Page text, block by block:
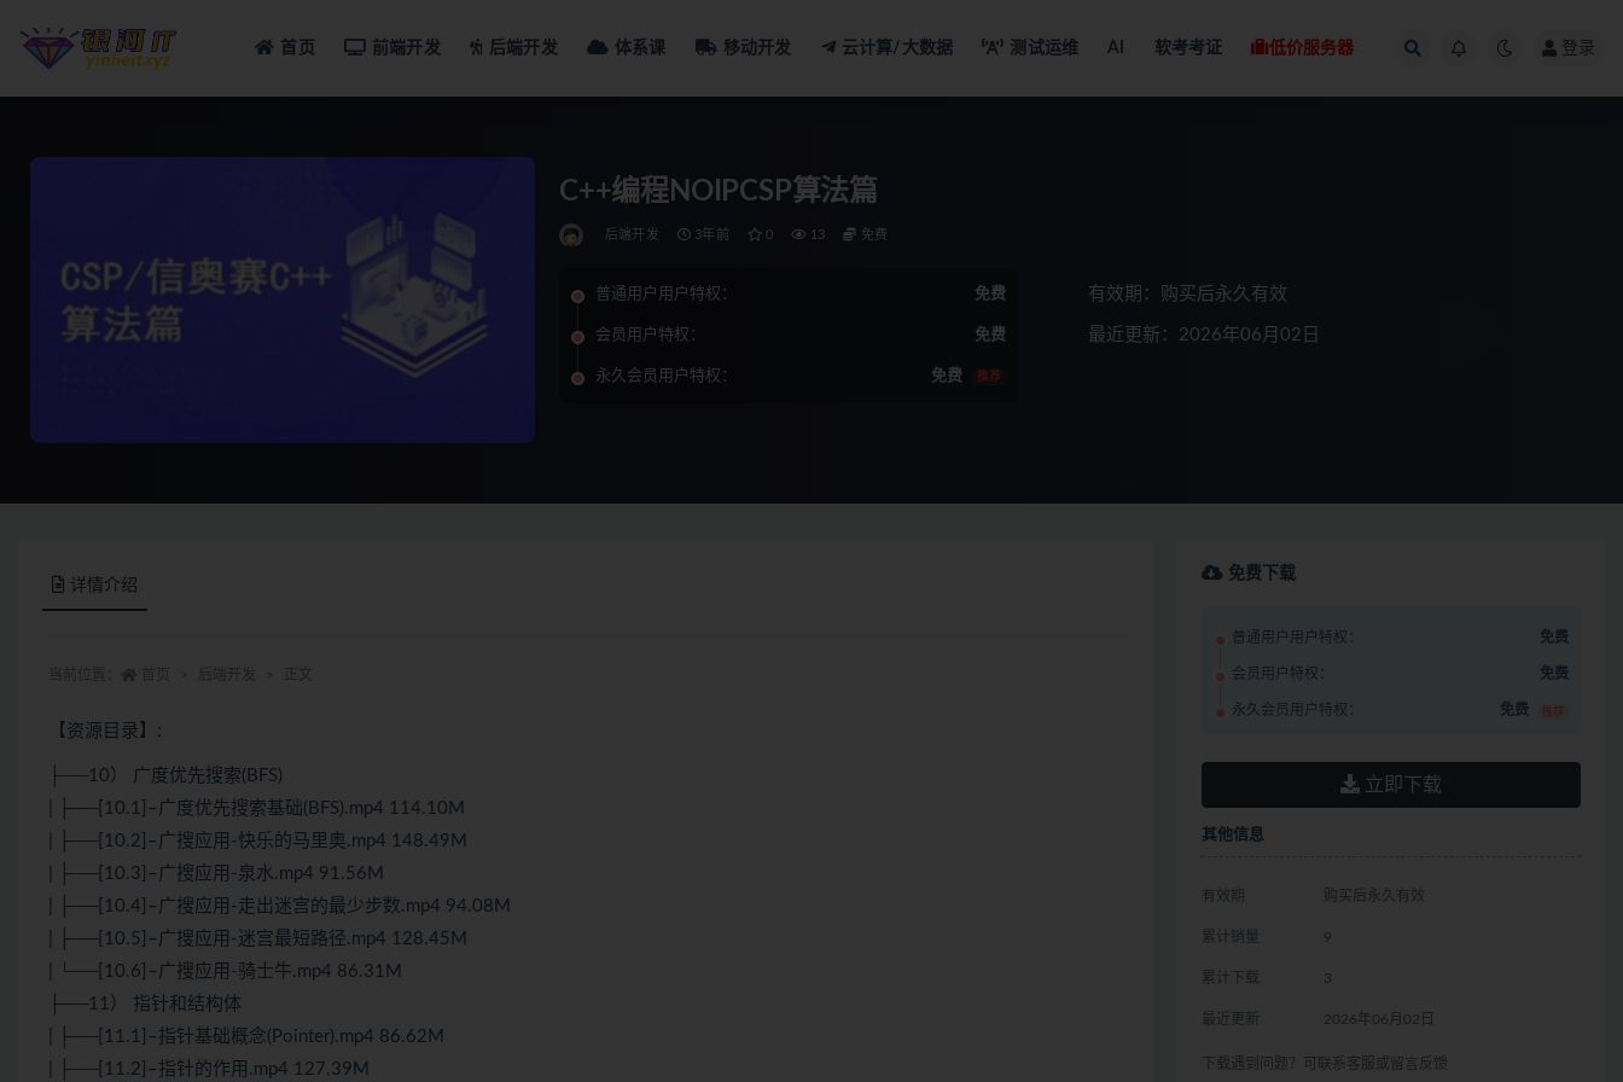
首页 前端开发 后端开发 体系课 移动开发 云计算/大数据 测试运维 AI 软考考证 低价服务器 登录
C++编程NOIPCSP算法篇
后端开发 3年前 0 13 免费
普通用户用户特权： 免费
会员用户特权： 免费
永久会员用户特权： 免费 推荐
有效期：购买后永久有效
最近更新：2026年06月02日
详情介绍
【资源目录】:
├──10） 广度优先搜索(BFS)
| ├──[10.1]–广度优先搜索基础(BFS).mp4 114.10M
| ├──[10.2]–广搜应用-快乐的马里奥.mp4 148.49M
| ├──[10.3]–广搜应用-泉水.mp4 91.56M
| ├──[10.4]–广搜应用-走出迷宫的最少步数.mp4 94.08M
| ├──[10.5]–广搜应用-迷宫最短路径.mp4 128.45M
| └──[10.6]–广搜应用-骑士牛.mp4 86.31M
├──11） 指针和结构体
| ├──[11.1]–指针基础概念(Pointer).mp4 86.62M
| ├──[11.2]–指针的作用.mp4 127.39M
免费下载
普通用户用户特权： 免费
会员用户特权： 免费
永久会员用户特权： 免费 推荐
立即下载
其他信息
有效期 购买后永久有效
累计销量 9
累计下载 3
最近更新 2026年06月02日
下载遇到问题？可联系客服或留言反馈